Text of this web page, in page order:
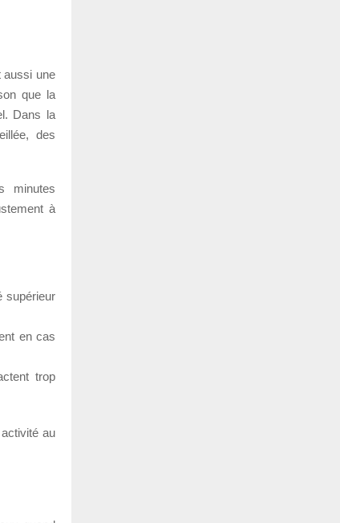
aussi une
que la
Dans la
des
minutes
à
supérieur
en cas
trop
au